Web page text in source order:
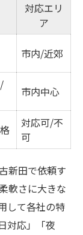
対応エリ
ア
市内/近郊
市内中心
対応可/不
可
新田で依頼す
軟さに大きな
して各社の特
対応」「夜